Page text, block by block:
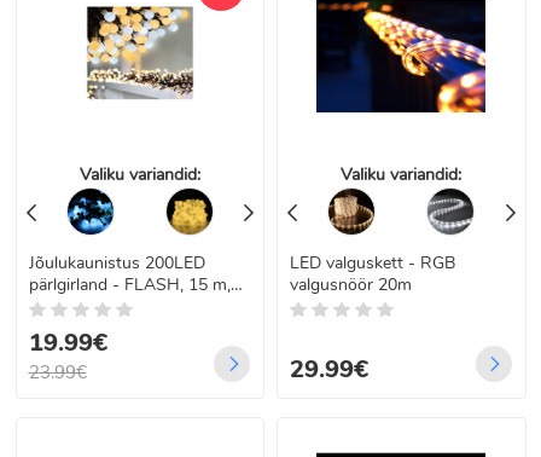
Valiku variandid:
Jõulukaunistus 200LED
pärlgirland - FLASH, 15 m,
IP44
19.99€
23.99€
Valiku variandid:
LED valguskett - RGB
valgusnöör 20m
29.99€